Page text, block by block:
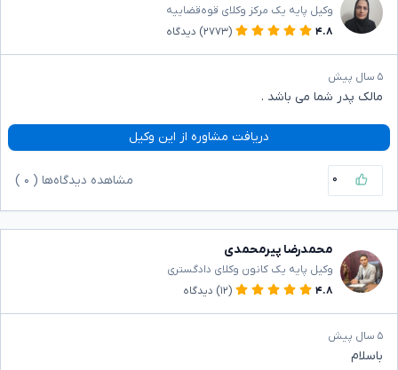
وکیل پایه یک مرکز وکلای قوه‌قضاییه
۴.۸
(۲۷۷۳) دیدگاه
۵ سال پیش
مالک پدر شما می باشد .
دریافت مشاوره از این وکیل
۰ مشاهده دیدگاه‌ها ( ۰
محمدرضا پیرمحمدی
وکیل پایه یک کانون وکلای دادگستری
۴.۸
(۱۲) دیدگاه
۵ سال پیش
باسلام